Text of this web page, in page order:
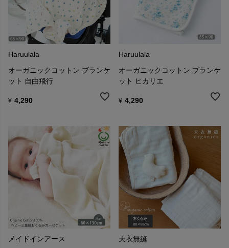
Haruulala
オーガニックコットン ブランケ
ット 自由飛行
¥ 4,290
Haruulala
オーガニックコットン ブランケ
ット ヒカリエ
¥ 4,290
メイドインアース
天衣無縫